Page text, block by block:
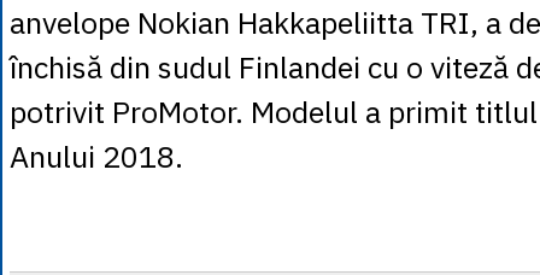
1 RUB= 0.0530
1 SEK= 0.4526
1 TRY = 0.1141
1 UAH = 0.1048
1 XDR = 5.9383
1 ZAR = 0.2318
anvelope Nokian Hakkapeliitta TRI, a
închisă din sudul Finlandei cu o viteză
potrivit ProMotor. Modelul a primit
Anului 2018.